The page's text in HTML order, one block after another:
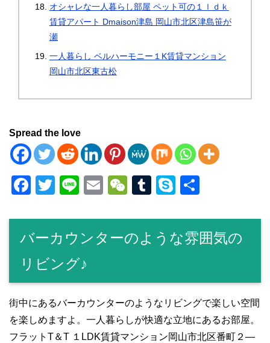
オシャレな一人暮らし部屋 ペット可の１ｌｄｋ
賃貸アパート Dmaison津島 岡山市北区津島笹が
瀬
一人暮らし ベルハーモニー１K賃貸マンション
岡山市北区東古松
Spread the love
F
c
e
b
o
o
k
T
tt
er
Li
e
E
ail
W
C
h
T
m
bl
S
p
e
バーカウンターのような雰囲気の
リビング♪
街中にあるバーカウンターのようなリビングで楽しい空間
を楽しめますよ。一人暮らしが快適な立地にあるお部屋。
フラットT＆T １LDK賃貸マンション岡山市北区番町２―